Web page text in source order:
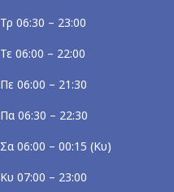
Τρ 06:30 – 23:00
Τε 06:00 – 22:00
Πε 06:00 – 21:30
Πα 06:30 – 22:30
Σα 06:00 – 00:15 (Κυ)
Κυ 07:00 – 23:00